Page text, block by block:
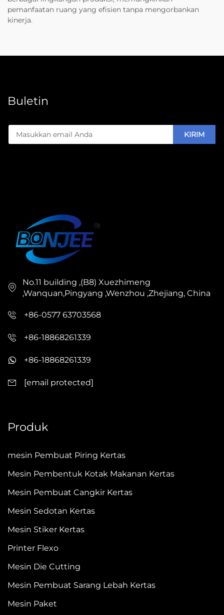
pemanfaatan ruang yang efisien tanpa mengorbankan
kinerja.
Buletin
KIRIM
No.11 building ,(B8) Xuezhimeng
,Wanquan,Pingyang ,Wenzhou ,Zhejiang, China
+86-0577 63703568
+86-18868261339
+86-18868261339
[email protected]
Produk
mesin Pembuat Piring Kertas
Mesin Pembentuk Kotak Makanan Kertas
Mesin Pembuat Cangkir Kertas
Mesin Sedotan Kertas
Mesin Stiker Kertas
Printer Flexo
Mesin Die Cutting
Mesin Pembuat Sarang Lebah Kertas
Mesin Paket